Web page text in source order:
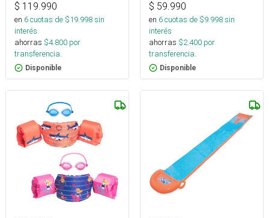
$ 119.990
en 6cuotas de $19.998sin
interés
ahorras $4.800 por
transferencia.
Disponible
$ 59.990
en 6cuotas de $9.998sin
interés
ahorras $2.400 por
transferencia.
Disponible